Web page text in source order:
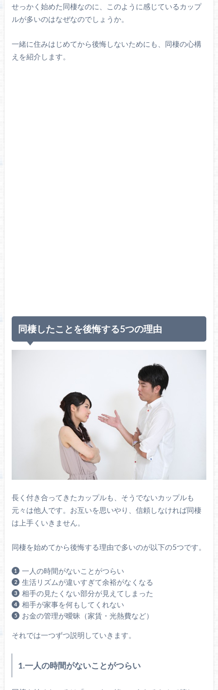
せっかく始めた同棲なのに、このように感じているカップ
ルが多いのはなぜなのでしょうか。
一緒に住みはじめてから後悔しないためにも、同棲の心構
えを紹介します。
同棲したことを後悔する5つの理由
長く付き合ってきたカップルも、そうでないカップルも
元々は他人です。お互いを思いやり、信頼しなければ同棲
は上手くいきません。
同棲を始めてから後悔する理由で多いのが以下の5つです。
一人の時間がないことがつらい
生活リズムが違いすぎて余裕がなくなる
相手の見たくない部分が見えてしまった
相手が家事を何もしてくれない
お金の管理が曖昧（家賃・光熱費など）
それでは一つずつ説明していきます。
1.一人の時間がないことがつらい